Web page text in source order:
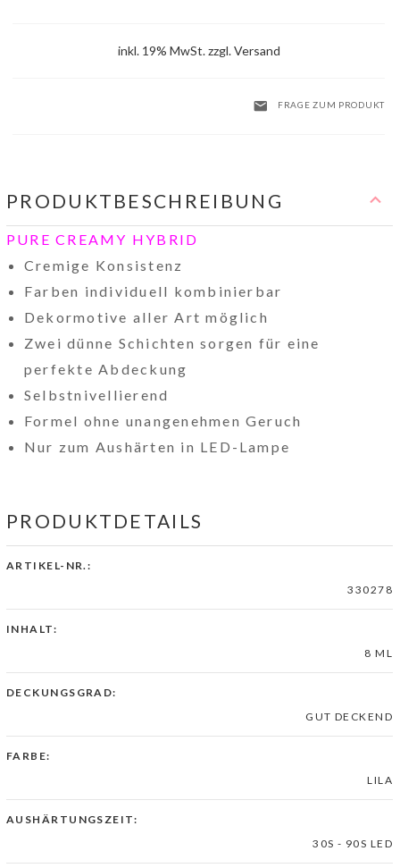
inkl. 19% MwSt. zzgl. Versand
FRAGE ZUM PRODUKT
PRODUKTBESCHREIBUNG
PURE CREAMY HYBRID
Cremige Konsistenz
Farben individuell kombinierbar
Dekormotive aller Art möglich
Zwei dünne Schichten sorgen für eine
perfekte Abdeckung
Selbstnivellierend
Formel ohne unangenehmen Geruch
Nur zum Aushärten in LED-Lampe
PRODUKTDETAILS
ARTIKEL-NR.:
330278
INHALT:
8 ML
DECKUNGSGRAD:
GUT DECKEND
FARBE:
LILA
AUSHÄRTUNGSZEIT:
30S - 90S LED